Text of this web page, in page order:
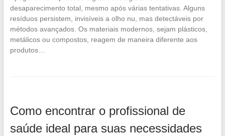
desaparecimento total, mesmo após várias tentativas. Alguns
resíduos persistem, invisíveis a olho nu, mas detectáveis por
métodos avançados. Os materiais modernos, sejam plásticos,
metálicos ou compostos, reagem de maneira diferente aos
produtos…
Como encontrar o profissional de
saúde ideal para suas necessidades